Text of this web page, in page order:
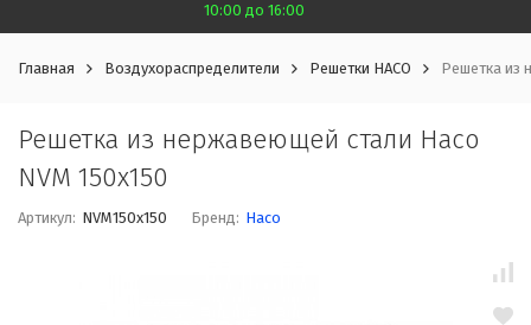
10:00 до 16:00
Главная Воздухораспределители Решетки HACO Решетка из
Решетка из нержавеющей стали Haco
NVM 150x150
Артикул: NVM150x150 Бренд: Haco